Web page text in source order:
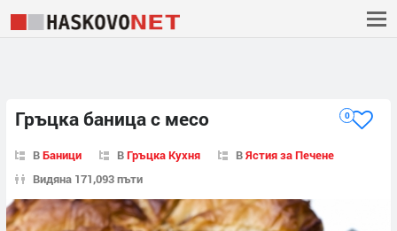
Гръцка баница с месо 0
ВБаници ВГръцка Кухня ВЯстия за Печене
Видяна 171,093 пъти